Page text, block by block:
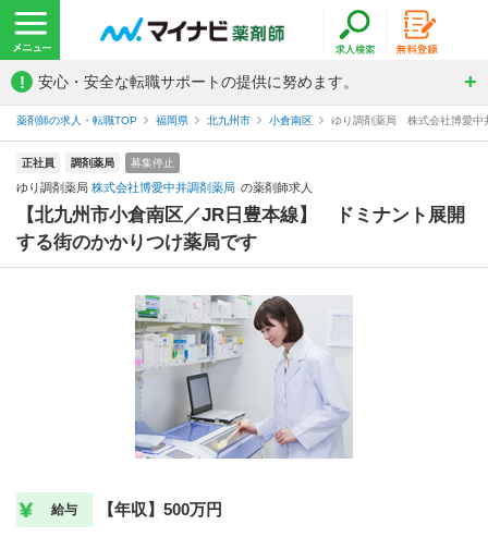
! 安心・安全な転職サポートの提供に努めます。
薬剤師の求人・転職TOP 福岡県 北九州市 小倉南区 ゆり調剤薬局 株式会社博愛中
正社員 調剤薬局 募集停止
ゆり調剤薬局 株式会社博愛中井調剤薬局 の薬剤師求人
【北九州市小倉南区／JR日豊本線】 ドミナント展開
する街のかかりつけ薬局です
給与 【年収】500万円